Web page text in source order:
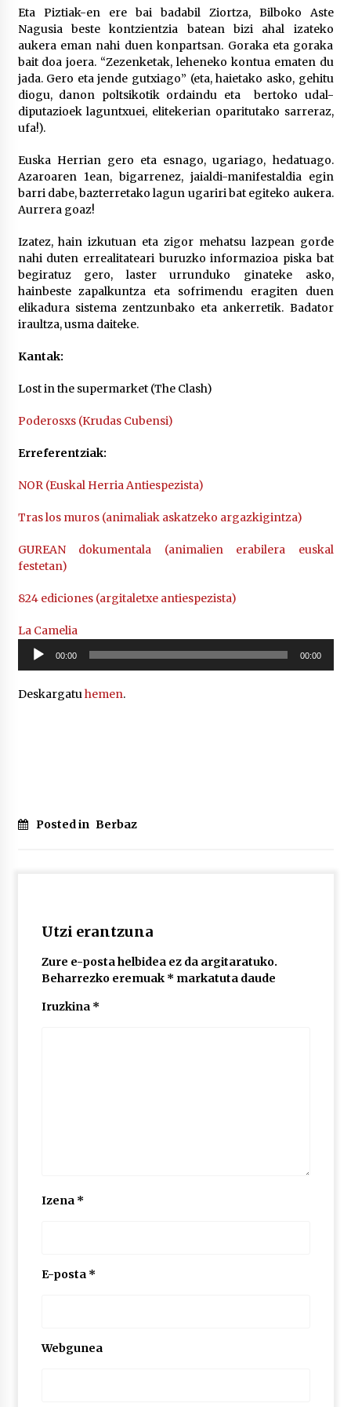
2026/07/03
MUSIBLA #297: Bide, Boards Of Canada, Somak,
Tiga, Twisted Teens, Underscores, Habia
2026/07/02
Eta Piztiak-en ere bai badabil Ziortza, Bilboko Aste
Nagusia beste kontzientzia batean bizi ahal izateko
aukera eman nahi duen konpartsan. Goraka eta goraka
bait doa joera. “Zezenketak, leheneko kontua ematen du
jada. Gero eta jende gutxiago” (eta, haietako asko, gehitu
diogu, danon poltsikotik ordaindu eta bertoko udal-
diputazioek laguntxuei, elitekerian oparitutako sarreraz,
ufa!).
Euska Herrian gero eta esnago, ugariago, hedatuago.
Azaroaren 1ean, bigarrenez, jaialdi-manifestaldia egin
barri dabe, bazterretako lagun ugariri bat egiteko aukera.
Aurrera goaz!
Izatez, hain izkutuan eta zigor mehatsu lazpean gorde
nahi duten errealitateari buruzko informazioa piska bat
begiratuz gero, laster urrunduko ginateke asko,
hainbeste zapalkuntza eta sofrimendu eragiten duen
elikadura sistema zentzunbako eta ankerretik. Badator
iraultza, usma daiteke.
Kantak:
Lost in the supermarket (The Clash)
Poderosxs (Krudas Cubensi)
Erreferentziak:
NOR (Euskal Herria Antiespezista)
Tras los muros (animaliak askatzeko argazkigintza)
GUREAN dokumentala (animalien erabilera euskal
festetan)
824 ediciones (argitaletxe antiespezista)
La Camelia
Soinu
erreproduzigailua
00:00 00:00
Deskargatuhemen.
Posted in Berbaz
Utzi erantzuna
Zure e-posta helbidea ez da argitaratuko.
Beharrezko eremuak * markatuta daude
Iruzkina *
Izena *
E-posta *
Webgunea